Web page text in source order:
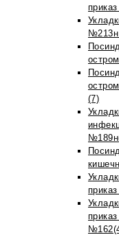
№213н
(7)